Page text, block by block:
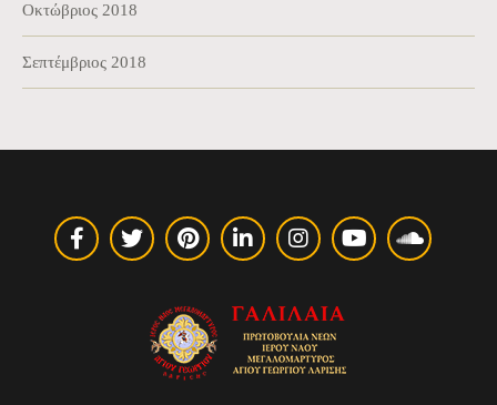
Οκτώβριος 2018
Σεπτέμβριος 2018